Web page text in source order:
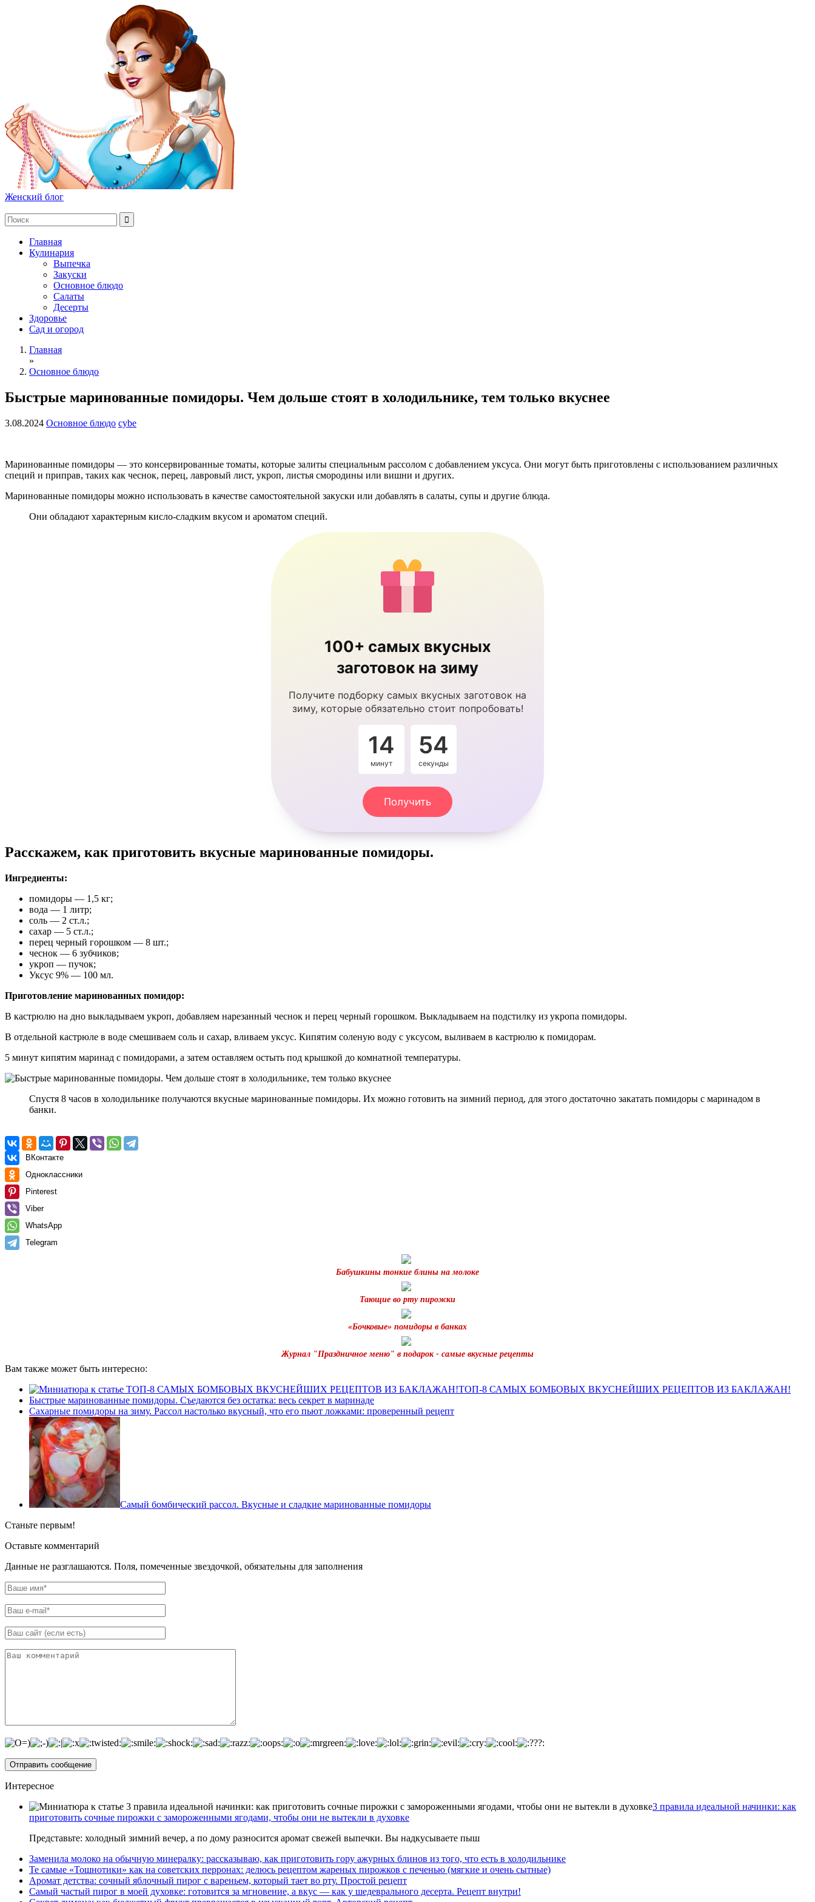
Женский блог
Главная
Кулинария
Выпечка
Закуски
Основное блюдо
Салаты
Десерты
Здоровье
Сад и огород
Главная
»
Основное блюдо
Быстрые маринованные помидоры. Чем дольше стоят в холодильнике, тем только вкуснее
3.08.2024 Основное блюдо cybe
Маринованные помидоры — это консервированные томаты, которые залиты специальным рассолом с добавлением уксуса. Они могут быть приготовлены с использованием различных
специй и приправ, таких как чеснок, перец, лавровый лист, укроп, листья смородины или вишни и других.
Маринованные помидоры можно использовать в качестве самостоятельной закуски или добавлять в салаты, супы и другие блюда.
Они обладают характерным кисло-сладким вкусом и ароматом специй.
100+ самых вкусных
заготовок на зиму
Получите подборку самых вкусных заготовок на
зиму, которые обязательно стоит попробовать!
14
минут
54
секунды
Получить
Расскажем, как приготовить вкусные маринованные помидоры.
Ингредиенты:
помидоры — 1,5 кг;
вода — 1 литр;
соль — 2 ст.л.;
сахар — 5 ст.л.;
перец черный горошком — 8 шт.;
чеснок — 6 зубчиков;
укроп — пучок;
Уксус 9% — 100 мл.
Приготовление маринованных помидор:
В кастрюлю на дно выкладываем укроп, добавляем нарезанный чеснок и перец черный горошком. Выкладываем на подстилку из укропа помидоры.
В отдельной кастрюле в воде смешиваем соль и сахар, вливаем уксус. Кипятим соленую воду с уксусом, выливаем в кастрюлю к помидорам.
5 минут кипятим маринад с помидорами, а затем оставляем остыть под крышкой до комнатной температуры.
Спустя 8 часов в холодильнике получаются вкусные маринованные помидоры. Их можно готовить на зимний период, для этого достаточно закатать помидоры с маринадом в
банки.
ВКонтакте
Одноклассники
Pinterest
Viber
WhatsApp
Telegram
Бабушкины тонкие блины на молоке
Тающие во рту пирожки
«Бочковые» помидоры в банках
Журнал "Праздничное меню" в подарок - самые вкусные рецепты
Вам также может быть интересно:
ТОП-8 САМЫХ БОМБОВЫХ ВКУСНЕЙШИХ РЕЦЕПТОВ ИЗ БАКЛАЖАН!
Быстрые маринованные помидоры. Съедаются без остатка: весь секрет в маринаде
Сахарные помидоры на зиму. Рассол настолько вкусный, что его пьют ложками: проверенный рецепт
Самый бомбический рассол. Вкусные и сладкие маринованные помидоры
Станьте первым!
Оставьте комментарий
Данные не разглашаются. Поля, помеченные звездочкой, обязательны для заполнения
Интересное
3 правила идеальной начинки: как
приготовить сочные пирожки с замороженными ягодами, чтобы они не вытекли в духовке
Представьте: холодный зимний вечер, а по дому разносится аромат свежей выпечки. Вы надкусываете пыш
Заменила молоко на обычную минералку: рассказываю, как приготовить гору ажурных блинов из того, что есть в холодильнике
Те самые «Тошнотики» как на советских перронах: делюсь рецептом жареных пирожков с печенью (мягкие и очень сытные)
Аромат детства: сочный яблочный пирог с вареньем, который тает во рту. Простой рецепт
Самый частый пирог в моей духовке: готовится за мгновение, а вкус — как у шедеврального десерта. Рецепт внутри!